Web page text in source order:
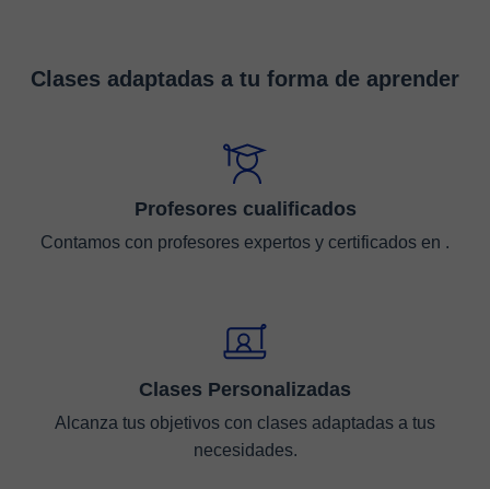
Clases adaptadas a tu forma de aprender
Profesores cualificados
Contamos con profesores expertos y certificados en .
Clases Personalizadas
Alcanza tus objetivos con clases adaptadas a tus
necesidades.